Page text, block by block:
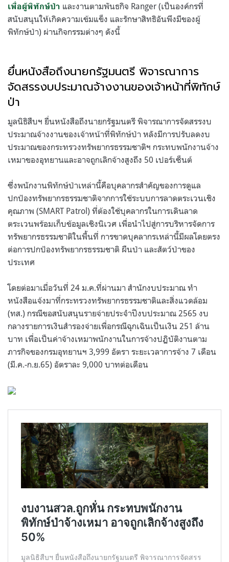
เพื่อผู้พิทักษ์ป่า และงานตามพันธกิจ Ranger (เป็นองค์กรที่
สนับสนุนให้เกิดความเข้มแข็ง และรักษาสิทธิอันพึงมีของผู้
พิทักษ์ป่า) ผ่านกิจกรรมต่างๆ ดังนี้
ยื่นหนังสือถึงนายกรัฐมนตรี พิจารณาการ
จัดสรรงบประมาณจ้างงานของเจ้าหน้าที่พิทักษ์
ป่า
มูลนิธิสืบฯ ยื่นหนังสือถึงนายกรัฐมนตรี พิจารณาการจัดสรรงบ
ประมาณจ้างงานของเจ้าหน้าที่พิทักษ์ป่า หลังมีการปรับลดงบ
ประมาณของกระทรวงทรัพยากรธรรมชาติฯ กระทบพนักงานจ้าง
เหมาของอุทยานและอาจถูกเลิกจ้างสูงถึง 50 เปอร์เซ็นต์
ซึ่งพนักงานพิทักษ์ป่าเหล่านี้คือบุคลากรสำคัญของการดูแล
ปกป้องทรัพยากรธรรมชาติจากการใช้ระบบการลาดตระเวนเชิง
คุณภาพ (SMART Patrol) ที่ต้องใช้บุคลากรในการเดินลาด
ตระเวนพร้อมเก็บข้อมูลเชิงนิเวศ เพื่อนำไปสู่การบริหารจัดการ
ทรัพยากรธรรมชาติในพื้นที่ การขาดบุคลากรเหล่านี้มีผลโดยตรง
ต่อการปกป้องทรัพยากรธรรมชาติ ผืนป่า และสัตว์ป่าของ
ประเทศ
โดยต่อมาเมื่อวันที่ 24 ม.ค.ที่ผ่านมา สำนักงบประมาณ ทำ
หนังสือแจ้งมาที่กระทรวงทรัพยากรธรรมชาติและสิ่งแวดล้อม
(ทส.) กรณีขอสนับสนุนรายจ่ายประจำปีงบประมาณ 2565 งบ
กลางรายการเงินสำรองจ่ายเพื่อกรณีฉุกเฉินเป็นเงิน 251 ล้าน
บาท เพื่อเป็นค่าจ้างเหมาพนักงานในการจ้างปฏิบัติงานตาม
ภารกิจของกรมอุทยานฯ 3,999 อัตรา ระยะเวลาการจ้าง 7 เดือน
(มี.ค.-ก.ย.65) อัตราละ 9,000 บาทต่อเดือน